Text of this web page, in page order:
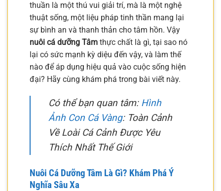
thuần là một thú vui giải trí, mà là một nghệ
thuật sống, một liệu pháp tinh thần mang lại
sự bình an và thanh thản cho tâm hồn. Vậy
nuôi cá dưỡng Tâm thực chất là gì, tại sao nó
lại có sức mạnh kỳ diệu đến vậy, và làm thế
nào để áp dụng hiệu quả vào cuộc sống hiện
đại? Hãy cùng khám phá trong bài viết này.
Có thể bạn quan tâm: Hình
Ảnh Con Cá Vàng: Toàn Cảnh
Về Loài Cá Cảnh Được Yêu
Thích Nhất Thế Giới
Nuôi Cá Dưỡng Tâm Là Gì? Khám Phá Ý
Nghĩa Sâu Xa